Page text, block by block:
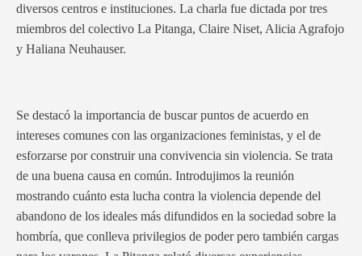
diversos centros e instituciones. La charla fue dictada por tres
miembros del colectivo La Pitanga, Claire Niset, Alicia Agrafojo
y Haliana Neuhauser.
Se destacó la importancia de buscar puntos de acuerdo en
intereses comunes con las organizaciones feministas, y el de
esforzarse por construir una convivencia sin violencia. Se trata
de una buena causa en común. Introdujimos la reunión
mostrando cuánto esta lucha contra la violencia depende del
abandono de los ideales más difundidos en la sociedad sobre la
hombría, que conlleva privilegios de poder pero también cargas